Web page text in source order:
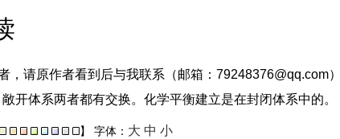
，请原作者看到后与我联系（邮箱：79248376@qq.com）
开体系两者都有交换。化学平衡建立是在封闭体系中的。
】 字体： 大 中 小